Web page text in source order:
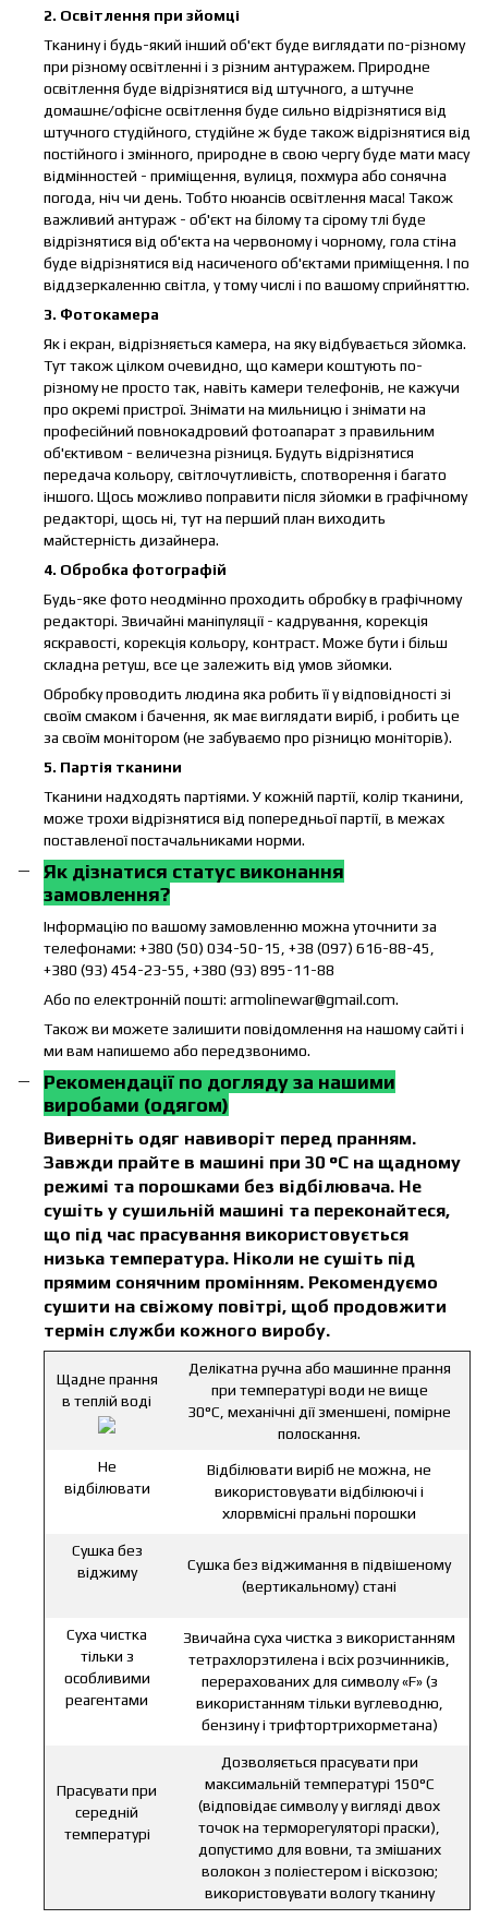
2. Освітлення при зйомці
Тканину і будь-який інший об'єкт буде виглядати по-різному
при різному освітленні і з різним антуражем. Природне
освітлення буде відрізнятися від штучного, а штучне
домашнє/офісне освітлення буде сильно відрізнятися від
штучного студійного, студійне ж буде також відрізнятися від
постійного і змінного, природне в свою чергу буде мати масу
відмінностей - приміщення, вулиця, похмура або сонячна
погода, ніч чи день. Тобто нюансів освітлення маса! Також
важливий антураж - об'єкт на білому та сірому тлі буде
відрізнятися від об'єкта на червоному і чорному, гола стіна
буде відрізнятися від насиченого об'єктами приміщення. І по
віддзеркаленню світла, у тому числі і по вашому сприйняттю.
3. Фотокамера
Як і екран, відрізняється камера, на яку відбувається зйомка.
Тут також цілком очевидно, що камери коштують по-
різному не просто так, навіть камери телефонів, не кажучи
про окремі пристрої. Знімати на мильницю і знімати на
професійний повнокадровий фотоапарат з правильним
об'єктивом - величезна різниця. Будуть відрізнятися
передача кольору, світлочутливість, спотворення і багато
іншого. Щось можливо поправити після зйомки в графічному
редакторі, щось ні, тут на перший план виходить
майстерність дизайнера.
4. Обробка фотографій
Будь-яке фото неодмінно проходить обробку в графічному
редакторі. Звичайні маніпуляції - кадрування, корекція
яскравості, корекція кольору, контраст. Може бути і більш
складна ретуш, все це залежить від умов зйомки.
Обробку проводить людина яка робить її у відповідності зі
своїм смаком і бачення, як має виглядати виріб, і робить це
за своїм монітором (не забуваємо про різницю моніторів).
5. Партія тканини
Тканини надходять партіями. У кожній партії, колір тканини,
може трохи відрізнятися від попередньої партії, в межах
поставленої постачальниками норми.
Як дізнатися статус виконання
замовлення?
Інформацію по вашому замовленню можна уточнити за
телефонами: +380 (50) 034-50-15, +38 (097) 616-88-45,
+380 (93) 454-23-55, +380 (93) 895-11-88
Або по електронній пошті: armolinewar@gmail.com.
Також ви можете залишити повідомлення на нашому сайті і
ми вам напишемо або передзвонимо.
Рекомендації по догляду за нашими
виробами (одягом)
Виверніть одяг навиворіт перед пранням.
Завжди прайте в машині при 30 °C на щадному
режимі та порошками без відбілювача. Не
сушіть у сушильній машині та переконайтеся,
що під час прасування використовується
низька температура. Ніколи не сушіть під
прямим сонячним промінням. Рекомендуємо
сушити на свіжому повітрі, щоб продовжити
термін служби кожного виробу.
Щадне прання
в теплій воді
Делікатна ручна або машинне прання
при температурі води не вище
30°C, механічні дії зменшені, помірне
полоскання.
Не
відбілювати
Відбілювати виріб не можна, не
використовувати відбілюючі і
хлорвмісні пральні порошки
Сушка без
віджиму
Сушка без віджимання в підвішеному
(вертикальному) стані
Суха чистка
тільки з
особливими
реагентами
Звичайна суха чистка з використанням
тетрахлорэтилена і всіх розчинників,
перерахованих для символу «F» (з
використанням тільки вуглеводню,
бензину і трифтортрихорметана)
Прасувати при
середній
температурі
Дозволяється прасувати при
максимальній температурі 150°C
(відповідає символу у вигляді двох
точок на терморегуляторі праски),
допустимо для вовни, та змішаних
волокон з поліестером і віскозою;
використовувати вологу тканину